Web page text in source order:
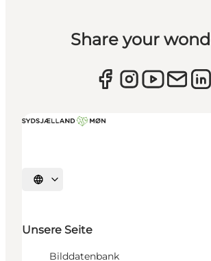
Share your
Sprache auswählen
Unsere Seite
Bilddatenbank